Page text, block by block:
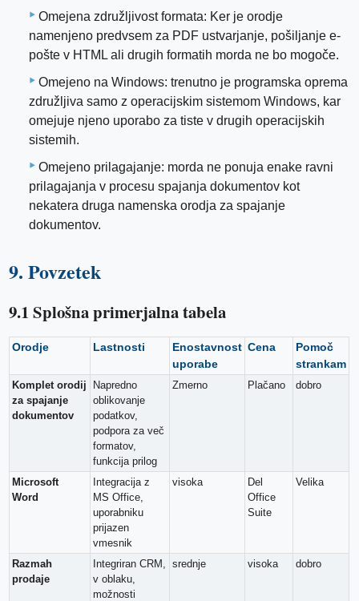
Omejena združljivost formata: Ker je orodje
namenjeno predvsem za PDF ustvarjanje, pošiljanje e-
pošte v HTML ali drugih formatih morda ne bo mogoče.
Omejeno na Windows: trenutno je programska oprema
združljiva samo z operacijskim sistemom Windows, kar
omejuje njeno uporabo za tiste v drugih operacijskih
sistemih.
Omejeno prilagajanje: morda ne ponuja enake ravni
prilagajanja v procesu spajanja dokumentov kot
nekatera druga namenska orodja za spajanje
dokumentov.
9. Povzetek
9.1 Splošna primerjalna tabela
Orodje Lastnosti
Enostavnost
uporabe
Cena
Pomoč
strankam
Komplet orodij
za spajanje
dokumentov
Napredno
oblikovanje
podatkov,
podpora za več
formatov,
funkcija prilog
Zmerno Plačano dobro
Microsoft
Word
Integracija z
MS Office,
uporabniku
prijazen
vmesnik
visoka
Del
Office
Suite
Velika
Razmah
prodaje
Integriran CRM,
v oblaku,
možnosti
srednje visoka dobro